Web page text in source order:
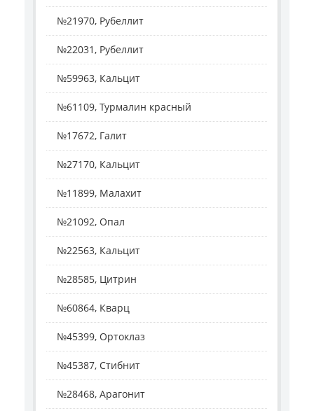
№21970, Рубеллит
№22031, Рубеллит
№59963, Кальцит
№61109, Турмалин красный
№17672, Галит
№27170, Кальцит
№11899, Малахит
№21092, Опал
№22563, Кальцит
№28585, Цитрин
№60864, Кварц
№45399, Ортоклаз
№45387, Стибнит
№28468, Арагонит